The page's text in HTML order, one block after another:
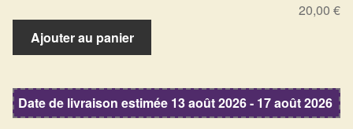
Panier
20,00 €
quantité
préhnite
Ajouter au panier
Date de livraison estimée 13 août 2026 - 17 août 2026